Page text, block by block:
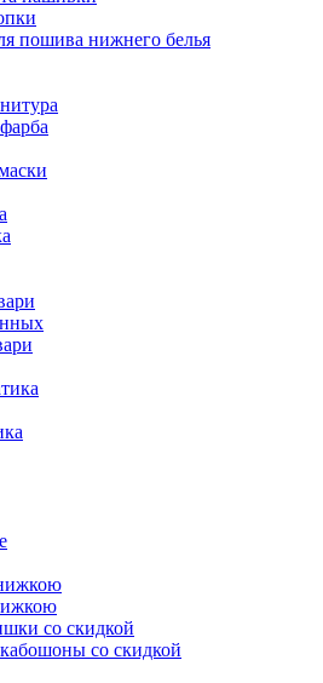
пошива нижнего белья
со скидкой
со скидкой